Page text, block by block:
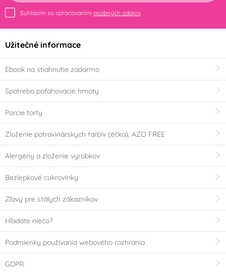
Súhlasím so spracovaním osobných údajov
Užitečné informace
Ebook na stiahnutie zadarmo
Spotreba poťahovacie hmoty
Porcie torty
Zloženie potravinárskych farbív (éčka), AZO FREE
Alergény a zloženie výrobkov
Bezlepkové cukrovinky
Zľavy pre stálych zákazníkov
Hľadáte niečo?
Podmienky používania webového rozhrania
GDPR